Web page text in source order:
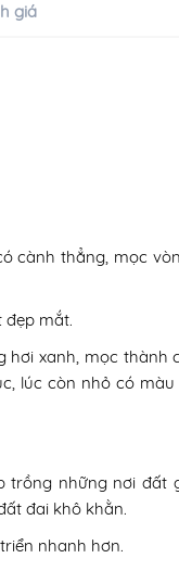
giá
cành thẳng, mọc
đẹp mắt.
xanh, mọc thành
lúc còn nhỏ có
những nơi đất
đai khô khằn.
nhanh hơn.